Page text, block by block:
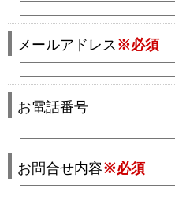
メールアドレス※必須
お電話番号
お問合せ内容※必須